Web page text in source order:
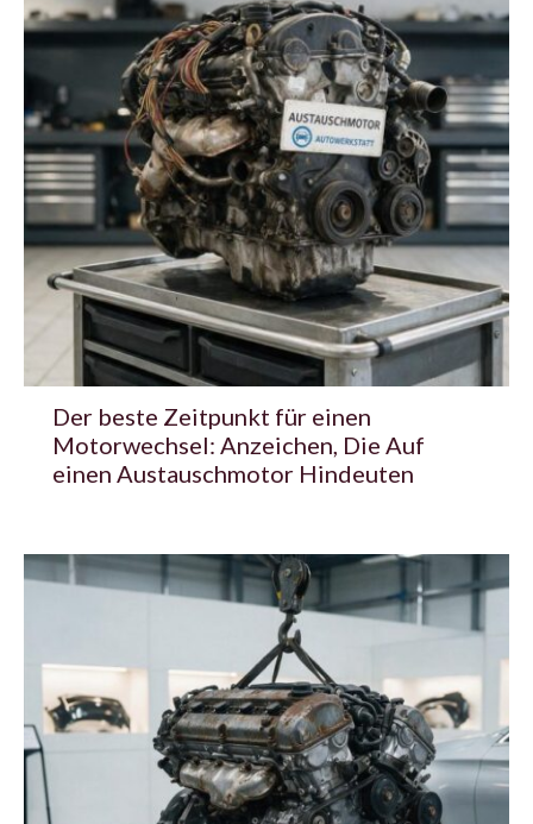
Der beste Zeitpunkt für einen
Motorwechsel: Anzeichen, Die Auf
einen Austauschmotor Hindeuten